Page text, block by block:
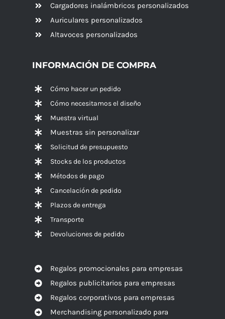
Cargadores inalámbricos personalizados
Auriculares personalizados
Altavoces personalizados
INFORMACIÓN DE COMPRA
Cómo hacer un pedido
Cómo necesitamos el diseño
Muestra virtual
Muestras sin personalizar
Solicitud de presupuesto
Stocks de los productos
Métodos de pago
Cancelación de pedido
Plazos de entrega
Transporte
Devoluciones de pedido
Regalos promocionales para empresas
Regalos publicitarios para empresas
Regalos corporativos para empresas
Merchandising personalizado para